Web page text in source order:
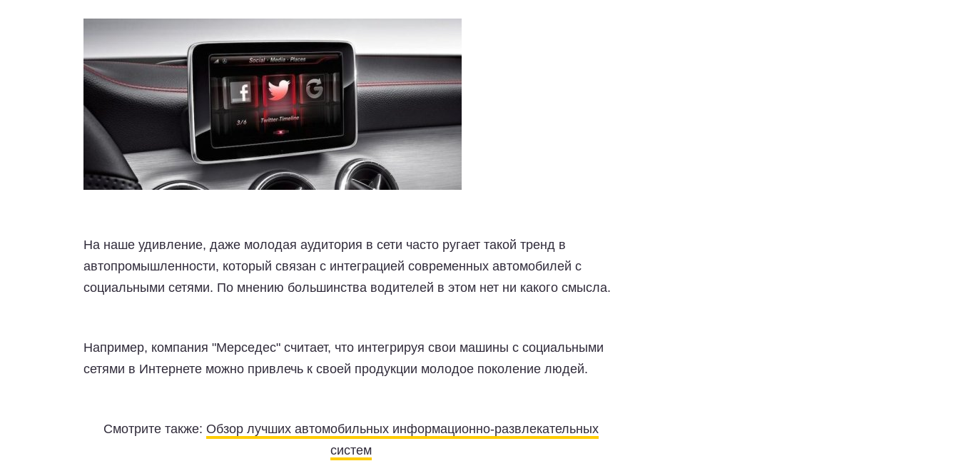
На наше удивление, даже молодая аудитория в сети часто ругает такой тренд в
автопромышленности, который связан с интеграцией современных автомобилей с
социальными сетями. По мнению большинства водителей в этом нет ни какого смысла.
Например, компания "Мерседес" считает, что интегрируя свои машины с социальными
сетями в Интернете можно привлечь к своей продукции молодое поколение людей.
Смотрите также: Обзор лучших автомобильных информационно-развлекательных
систем